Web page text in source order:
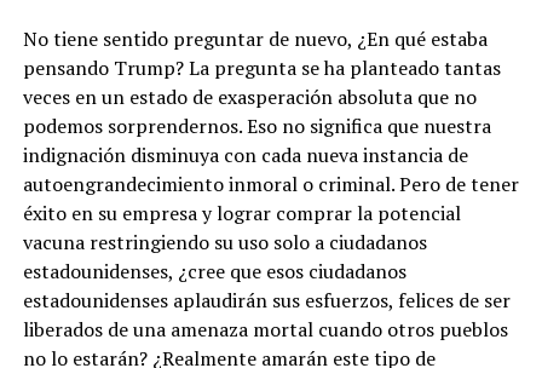
No tiene sentido preguntar de nuevo, ¿En qué estaba
pensando Trump? La pregunta se ha planteado tantas
veces en un estado de exasperación absoluta que no
podemos sorprendernos. Eso no significa que nuestra
indignación disminuya con cada nueva instancia de
autoengrandecimiento inmoral o criminal. Pero de tener
éxito en su empresa y lograr comprar la potencial
vacuna restringiendo su uso solo a ciudadanos
estadounidenses, ¿cree que esos ciudadanos
estadounidenses aplaudirán sus esfuerzos, felices de ser
liberados de una amenaza mortal cuando otros pueblos
no lo estarán? ¿Realmente amarán este tipo de